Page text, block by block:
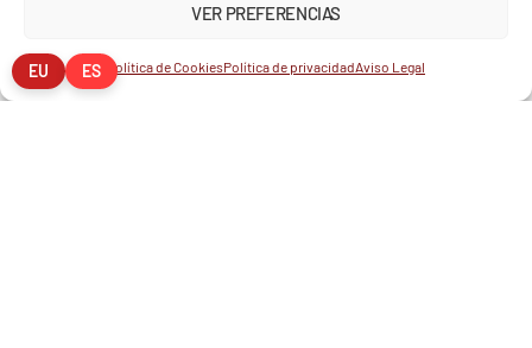
VER PREFERENCIAS
Política de CookiesPolítica de privacidadAviso Legal
EU ES